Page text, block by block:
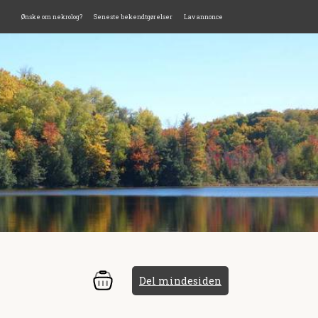
Ønske om nekrolog? Seneste bekendtgørelser Lav annonce
Del mindesiden